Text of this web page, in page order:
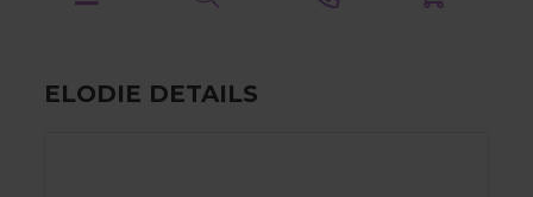
ELODIE DETAILS